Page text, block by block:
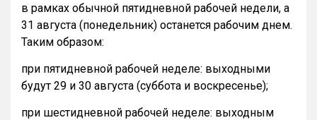
в рамках обычной пятидневной рабочей недели, а
31 августа (понедельник) останется рабочим днем.
Таким образом:
при пятидневной рабочей неделе: выходными
будут 29 и 30 августа (суббота и воскресенье);
при шестидневной рабочей неделе: выходным